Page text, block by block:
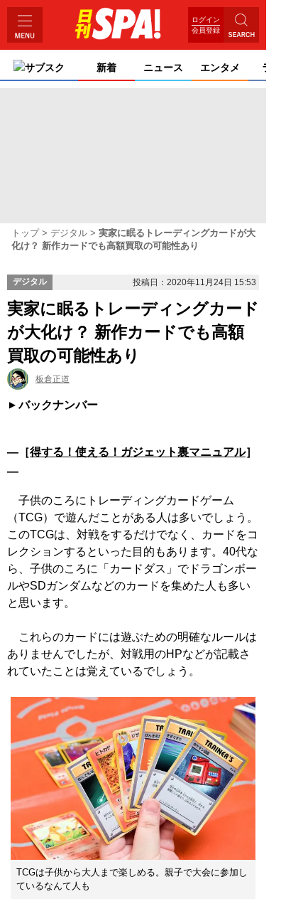
ログイン
会員登録
サブスク 新着 ニュース エンタメ ライ
トップ デジタル
実家に眠るトレーディングカードが大
化け？ 新作カードでも高額買取の可能性あり
デジタル 投稿日：2020年11月24日 15:53
実家に眠るトレーディングカード
が大化け？ 新作カードでも高額
買取の可能性あり
板倉正道
バックナンバー
―［得する！使える！ガジェット裏マニュアル］
―
子供のころにトレーディングカードゲーム
（TCG）で遊んだことがある人は多いでしょう。
このTCGは、対戦をするだけでなく、カードをコ
レクションするといった目的もあります。40代な
ら、子供のころに「カードダス」でドラゴンボー
ルやSDガンダムなどのカードを集めた人も多い
と思います。
これらのカードには遊ぶための明確なルールは
ありませんでしたが、対戦用のHPなどが記載さ
れていたことは覚えているでしょう。
TCGは子供から大人まで楽しめる。親子で大会に参加し
ているなんて人も